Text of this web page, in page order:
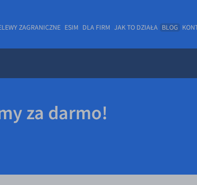
ZAGRANICZNE ESIM DLA FIRM JAK TO DZIAŁA BLOG
za darmo!